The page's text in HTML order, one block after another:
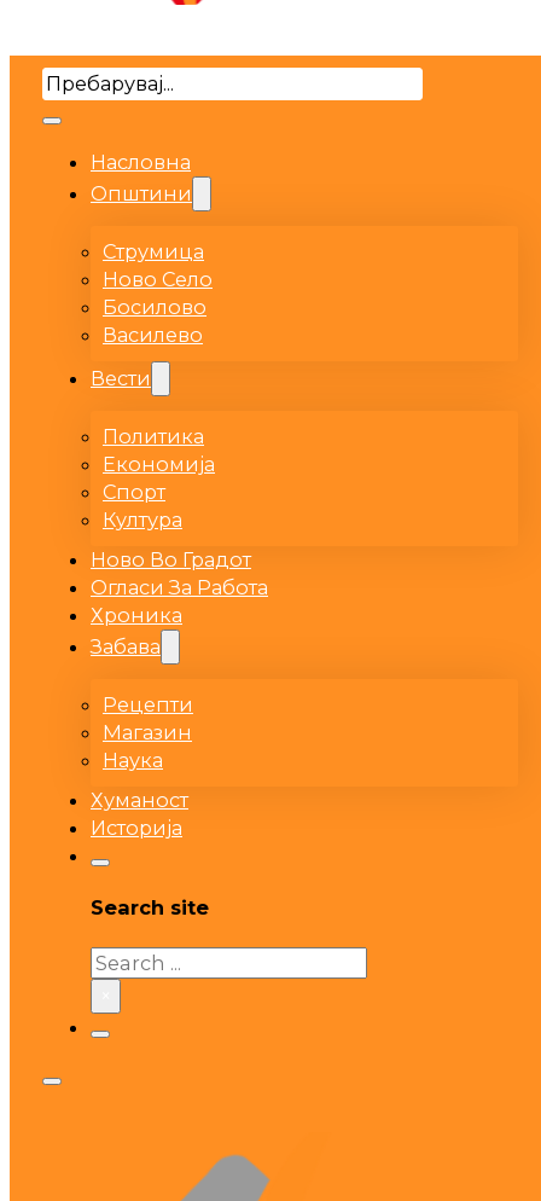
Search
Насловна
Општини
Струмица
Ново Село
Босилово
Василево
Вести
Политика
Економија
Спорт
Култура
Ново Во Градот
Огласи За Работа
Хроника
Забава
Рецепти
Магазин
Наука
Хуманост
Историја
Search site
Search